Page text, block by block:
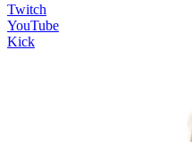
Twitch
YouTube
Kick